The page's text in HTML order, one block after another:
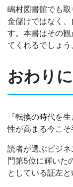
嶋村図書館でも
金儲けではなく
す。本書はその
てくれるでしょう
おわりに
『転換の時代を
性が高まる今こそ
読者が選ぶビジ
門第5位に輝いた
としている証左と